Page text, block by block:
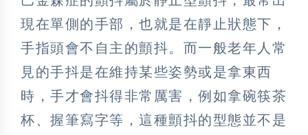
現在單側的手部，也就是在靜止狀態下，
手指頭會不自主的顫抖。而一般老年人常
見的手抖是在維持某些姿勢或是拿東西
時，手才會抖得非常厲害，例如拿碗筷茶
杯、握筆寫字等，這種顫抖的型態並不是